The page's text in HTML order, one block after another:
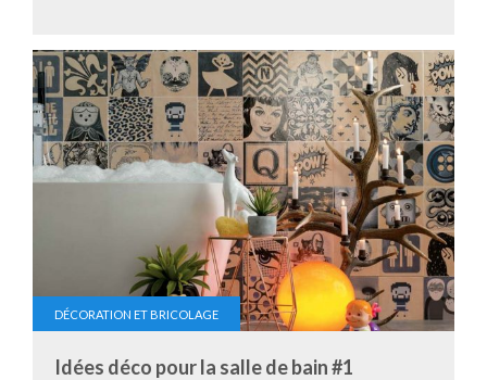
DÉCORATION ET BRICOLAGE
Idées déco pour la salle de bain #1